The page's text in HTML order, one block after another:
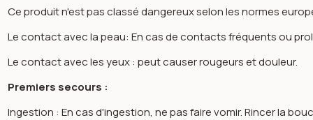
Ce produit n'est pas classé dangereux selon les normes
Le contact avec la peau: En cas de contacts fréquents ou
Le contact avec les yeux : peut causer rougeurs et douleur.
Premiers secours :
Ingestion : En cas d'ingestion, ne pas faire vomir. Rincer la